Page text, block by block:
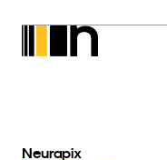
Neurapix